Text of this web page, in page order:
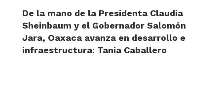
De la mano de la Presidenta Claudia
Sheinbaum y el Gobernador Salomón
Jara, Oaxaca avanza en desarrollo e
infraestructura: Tania Caballero